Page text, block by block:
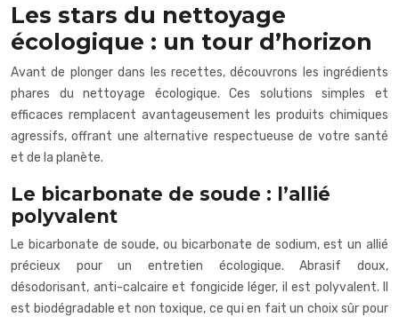
Les stars du nettoyage
écologique : un tour d’horizon
Avant de plonger dans les recettes, découvrons les ingrédients
phares du nettoyage écologique. Ces solutions simples et
efficaces remplacent avantageusement les produits chimiques
agressifs, offrant une alternative respectueuse de votre santé
et de la planète.
Le bicarbonate de soude : l’allié
polyvalent
Le bicarbonate de soude, ou bicarbonate de sodium, est un allié
précieux pour un entretien écologique. Abrasif doux,
désodorisant, anti-calcaire et fongicide léger, il est polyvalent. Il
est biodégradable et non toxique, ce qui en fait un choix sûr pour